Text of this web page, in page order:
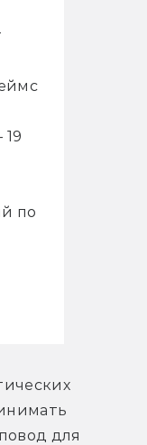
по
для